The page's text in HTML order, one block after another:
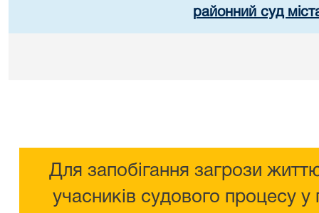
районний суд
Для запобігання загрози
учасників судового процесу у